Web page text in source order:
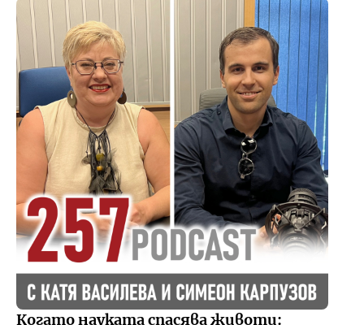
Когато науката спасява животи: